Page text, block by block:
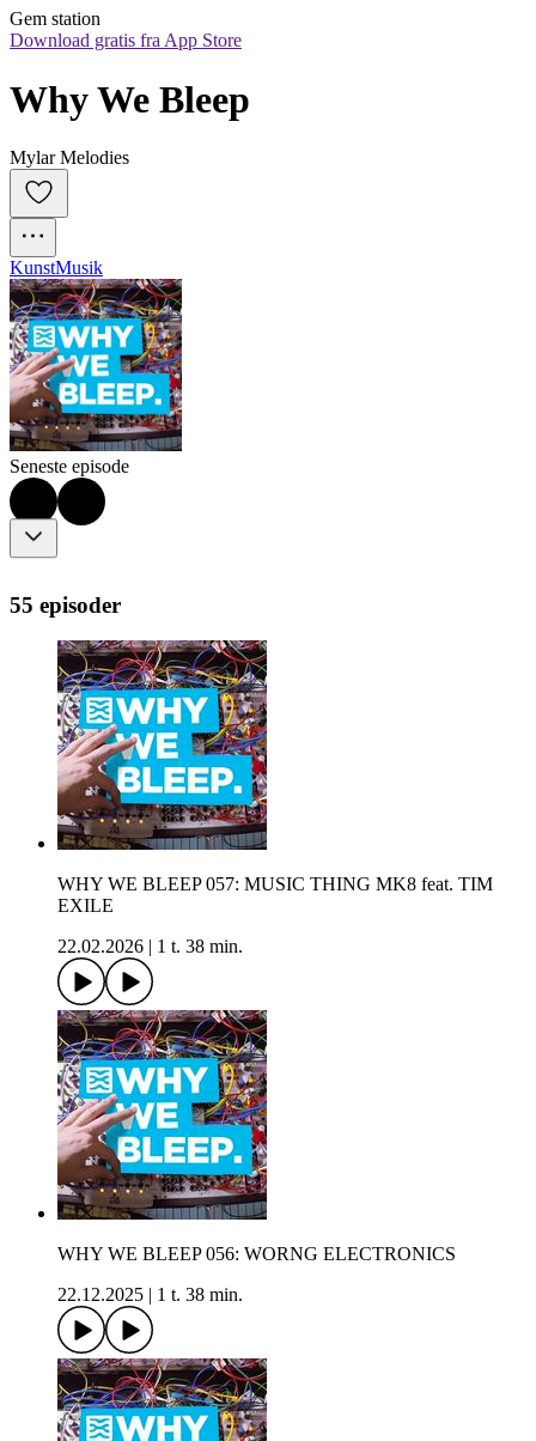
Gem station
Download gratis fra App Store
Why We Bleep
Mylar Melodies
KunstMusik
Seneste episode
55 episoder
WHY WE BLEEP 057: MUSIC THING MK8 feat. TIM
EXILE
22.02.2026
1 t. 38 min.
WHY WE BLEEP 056: WORNG ELECTRONICS
22.12.2025
1 t. 38 min.